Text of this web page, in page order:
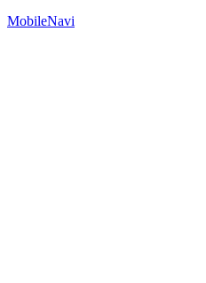
MobileNavi